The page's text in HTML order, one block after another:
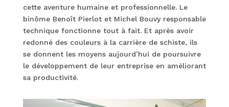
cette aventure humaine et professionnelle. Le
binôme Benoît Pierlot et Michel Bouvy responsable
technique fonctionne tout à fait. Et après avoir
redonné des couleurs à la carrière de schiste, ils
se donnent les moyens aujourd’hui de poursuivre
le développement de leur entreprise en améliorant
sa productivité.